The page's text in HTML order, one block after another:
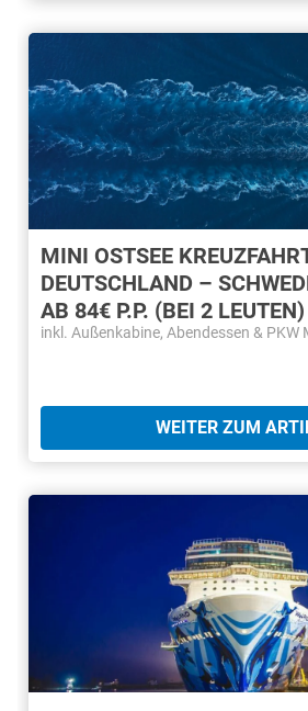
MINI OSTSEE
DEUTSCHLAND –
AB 84€ P.P. (BEI 2 LEUTEN)
inkl. Außenkabine, Abendessen & PKW
WEITER ZUM